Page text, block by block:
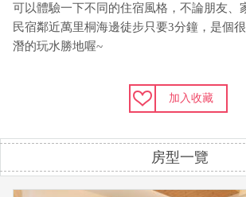
可以體驗一下不同的住宿風格，不論朋友、
民宿鄰近萬里桐海邊徒步只要3分鐘，是個
潛的玩水勝地喔~
加入收藏
房型一覽